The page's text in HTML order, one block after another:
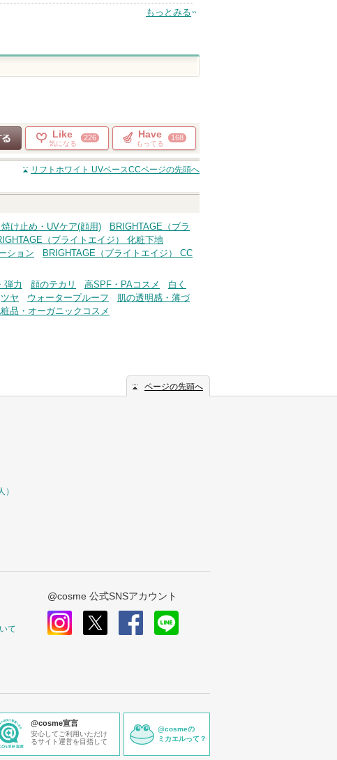
もっとみる
する
Like
気になる
226 Have
もってる
168
リフトホワイト UVベースCCページの先頭へ
け止め・UVケア(顔用)
BRIGHTAGE（ブラ
（ブライトエイジ） 化粧下地
ション
BRIGHTAGE（ブライトエイジ） CC
弾力 顔のテカリ 高SPF・PAコスメ
白く
ツヤ ウォータープルーフ
肌の透明感・薄づ
品・オーガニックコスメ
ページの先頭へ
）
て
@cosme 公式SNSアカウント
@cosme宣言
安心してご利用いただけ
るサイト運営を目指して
@cosmeの
ミカエルって？